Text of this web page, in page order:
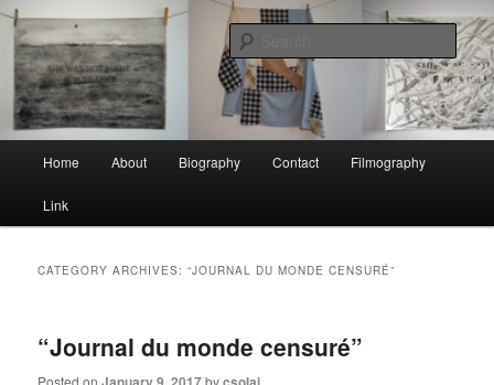
Skip
primary
content
Skip
secondary
contentChristine Solaï
Home About Biography Contact Filmography
Link
CATEGORY ARCHIVES:“JOURNAL DU MONDE CENSURÉ”
“Journal du monde censuré”
Posted on by